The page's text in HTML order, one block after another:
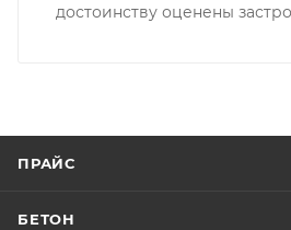
достоинству оценены
ПРАЙС
БЕТОН